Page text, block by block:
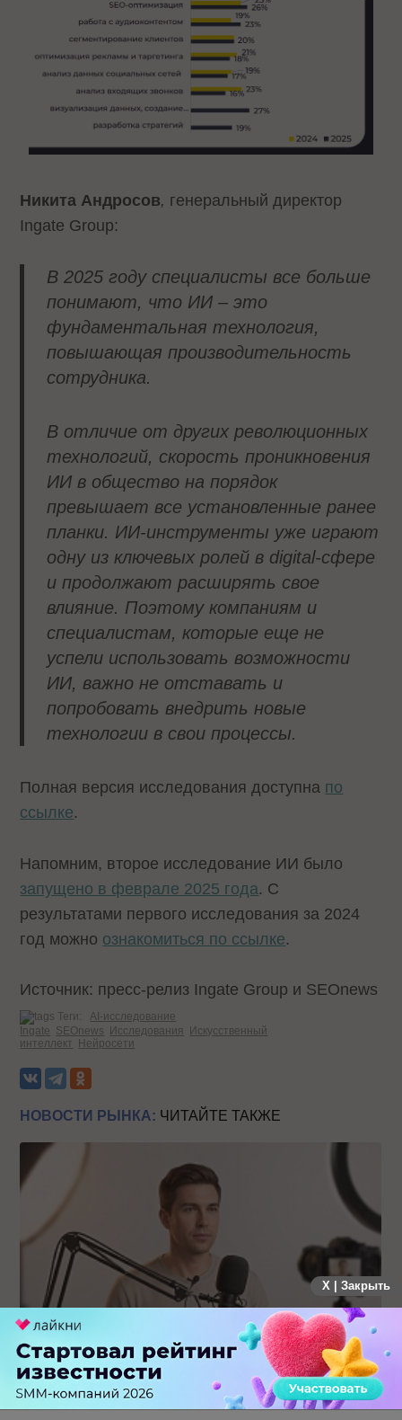
Никита Андросов, генеральный директор
Ingate Group:
В 2025 году специалисты все больше
понимают, что ИИ – это
фундаментальная технология,
повышающая производительность
сотрудника.
В отличие от других революционных
технологий, скорость проникновения
ИИ в общество на порядок
превышает все установленные ранее
планки. ИИ-инструменты уже играют
одну из ключевых ролей в digital-сфере
и продолжают расширять свое
влияние. Поэтому компаниям и
специалистам, которые еще не
успели использовать возможности
ИИ, важно не отставать и
попробовать внедрить новые
технологии в свои процессы.
Полная версия исследования доступна по
ссылке.
Напомним, второе исследование ИИ было
запущено в феврале 2025 года. С
результатами первого исследования за 2024
год можно ознакомиться по ссылке.
Источник: пресс-релиз Ingate Group и SEOnews
Теги:
AI-исследование
Ingate SEOnews Исследования
Искусственный
интеллект
Нейросети
НОВОСТИ РЫНКА: ЧИТАЙТЕ ТАКЖЕ
Российский рынок инфлюенс-маркетинга вошел в фазу
стагнации после нескольких лет роста
X | Закрыть